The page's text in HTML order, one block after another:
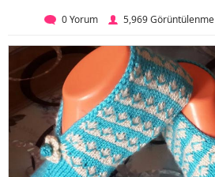
0 Yorum 5,969 Görüntülenme